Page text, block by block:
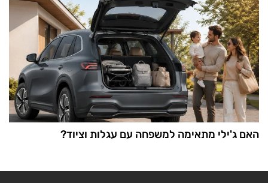
האם ג'ילי מתאימה למשפחה עם עגלות וציוד?